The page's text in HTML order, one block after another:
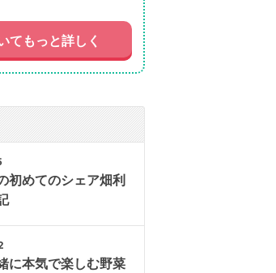
てもっと詳しく
初めてのシェア畑利
に本気で楽しむ野菜